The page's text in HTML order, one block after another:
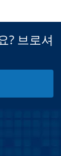
? 브로셔